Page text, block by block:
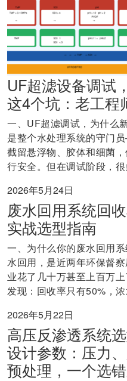
UF超滤设备调试
这4个坑：老工程
一、UF超滤调试，为什么
是整个水处理系统的守门
截留悬浮物、胶体和细菌
行安全。但在调试阶段，
2026年5月24日
废水回用系统回
实战选型指南
一、为什么你的废水回用
水回用，是近两年环保督
业花了几十万甚至上百万
发现：回收率只有50%，
2026年5月22日
高压反渗透系统
设计参数：压力
预处理，一个选